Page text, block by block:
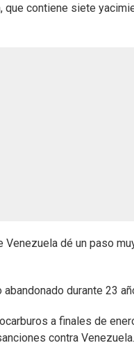
que contiene siete
Venezuela dé un paso
durante 23
a finales de
contra Venezuela.